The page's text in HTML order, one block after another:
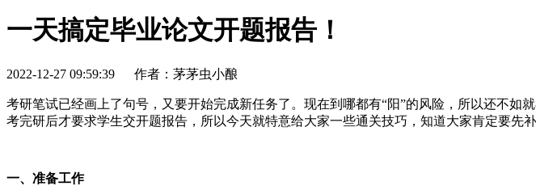
一天搞定毕业论文开题报告！
2022-12-27 09:59:39 作者：茅茅虫小酿
考研笔试已经画上了句号，又要开始完成新任务了。现在到哪都有“阳”的风险，所以还不
考完研后才要求学生交开题报告，所以今天就特意给大家一些通关技巧，知道大家肯定要先
一、准备工作